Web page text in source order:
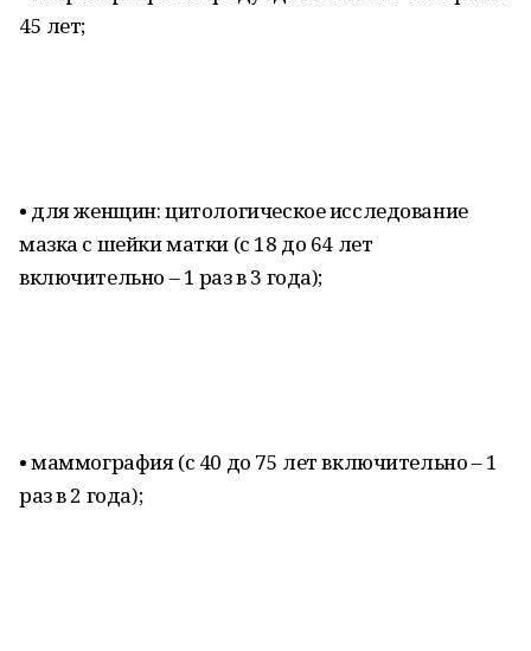
45 лет;
• для женщин: цитологическое исследование
мазка с шейки матки (с 18 до 64 лет
включительно – 1 раз в 3 года);
• маммография (с 40 до 75 лет включительно – 1
раз в 2 года);